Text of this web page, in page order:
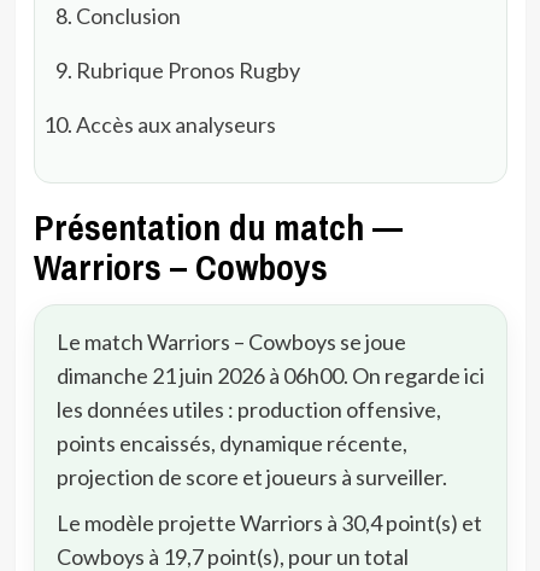
Conclusion
Rubrique Pronos Rugby
Accès aux analyseurs
Présentation du match —
Warriors – Cowboys
Le match Warriors – Cowboys se joue
dimanche 21 juin 2026 à 06h00. On regarde ici
les données utiles : production offensive,
points encaissés, dynamique récente,
projection de score et joueurs à surveiller.
Le modèle projette Warriors à 30,4 point(s) et
Cowboys à 19,7 point(s), pour un total